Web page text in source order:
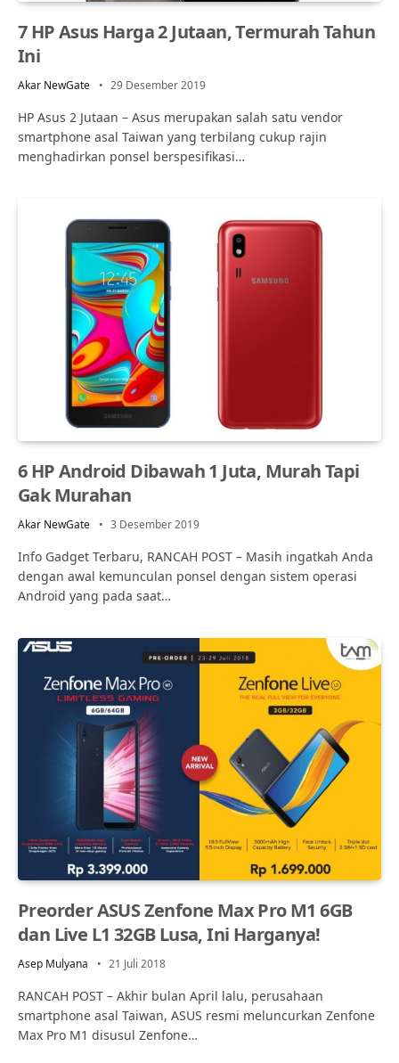
7 HP Asus Harga 2 Jutaan, Termurah Tahun
Ini
Akar NewGate 29 Desember 2019
HP Asus 2 Jutaan – Asus merupakan salah satu vendor
smartphone asal Taiwan yang terbilang cukup rajin
menghadirkan ponsel berspesifikasi…
6 HP Android Dibawah 1 Juta, Murah Tapi
Gak Murahan
Akar NewGate 3 Desember 2019
Info Gadget Terbaru, RANCAH POST – Masih ingatkah Anda
dengan awal kemunculan ponsel dengan sistem operasi
Android yang pada saat…
Preorder ASUS Zenfone Max Pro M1 6GB
dan Live L1 32GB Lusa, Ini Harganya!
Asep Mulyana 21 Juli 2018
RANCAH POST – Akhir bulan April lalu, perusahaan
smartphone asal Taiwan, ASUS resmi meluncurkan Zenfone
Max Pro M1 disusul Zenfone…